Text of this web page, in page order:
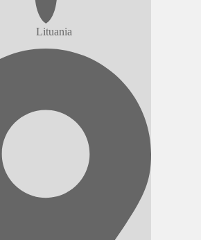
Lituania